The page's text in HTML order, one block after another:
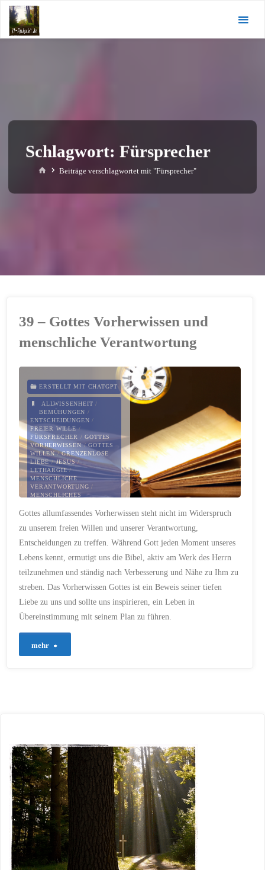
Zum
Inhalt
springen
Schlagwort:Fürsprecher
StartBeiträge verschlagwortet mit "Fürsprecher"
39 – Gottes Vorherwissen und
menschliche Verantwortung
ERSTELLT MIT CHATGPT
ALLWISSENHEIT /
BEMÜHUNGEN /
ENTSCHEIDUNGEN /
FREIER WILLE/
FÜRSPRECHER /GOTTES
VORHERWISSEN/GOTTES
WILLEN /GRENZENLOSE
LIEBE/JESUS /
LETHARGIE/
MENSCHLICHE
VERANTWORTUNG /
MENSCHLICHES
MENSCHLICHES HERZ/
SCHICKSAL/SICHERHEIT/
ÜBEREINSTIMMUNG/
VERBESSERUNG/
VORHERWISSEN
23. OKTOBER 2023
Gottes allumfassendes Vorherwissen steht nicht im Widerspruch
zu unserem freien Willen und unserer Verantwortung,
Entscheidungen zu treffen. Während Gott jeden Moment unseres
Lebens kennt, ermutigt uns die Bibel, aktiv am Werk des Herrn
teilzunehmen und ständig nach Verbesserung und Nähe zu Ihm zu
streben. Das Vorherwissen Gottes ist ein Beweis seiner tiefen
Liebe zu uns und sollte uns inspirieren, ein Leben in
Übereinstimmung mit seinem Plan zu führen.
mehr
menschliche
Verantwortung"